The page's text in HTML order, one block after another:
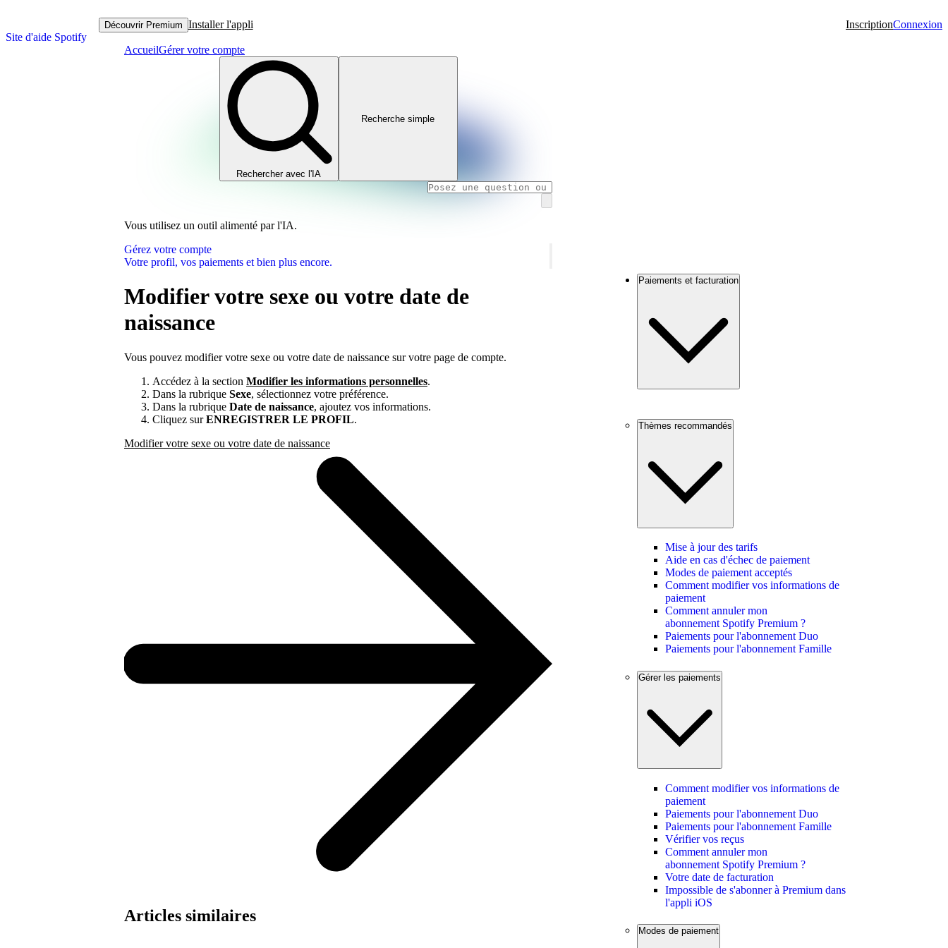
Site d'aide Spotify
Découvrir Premium Installer l'appli InscriptionConnexion
AccueilGérer votre compte
Rechercher avec l'IA
Recherche simple
Vous utilisez un outil alimenté par l'IA.
Gérez votre compte
Votre profil, vos paiements et bien plus encore.
Modifier votre sexe ou votre date de
naissance
Vous pouvez modifier votre sexe ou votre date de naissance sur votre page de compte.
Accédez à la section Modifier les informations personnelles.
Dans la rubrique Sexe, sélectionnez votre préférence.
Dans la rubrique Date de naissance, ajoutez vos informations.
Cliquez surENREGISTRER LE PROFIL.
Modifier votre sexe ou votre date de naissance
Articles similaires
Paiements et facturation
Thèmes recommandés
Mise à jour des tarifs
Aide en cas d'échec de paiement
Modes de paiement acceptés
Comment modifier vos informations de
paiement
Comment annuler mon
abonnement Spotify Premium ?
Paiements pour l'abonnement Duo
Paiements pour l'abonnement Famille
Gérer les paiements
Comment modifier vos informations de
paiement
Paiements pour l'abonnement Duo
Paiements pour l'abonnement Famille
Vérifier vos reçus
Comment annuler mon
abonnement Spotify Premium ?
Votre date de facturation
Impossible de s'abonner à Premium dans
l'appli iOS
Modes de paiement